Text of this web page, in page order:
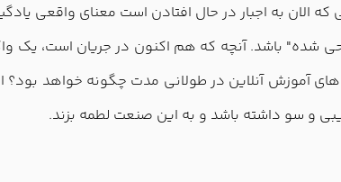
به اجبار در حال افتادن است معنای واقعی
شده" باشد. آنچه که هم اکنون در جریان است، یک
آموزش آنلاین در طولانی مدت چگونه خواهد
و سو داشته باشد و به این صنعت لطمه بزند.